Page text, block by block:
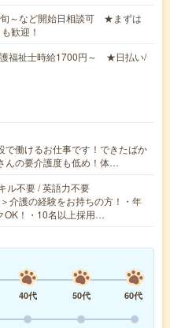
旬～など開始日相談可 ★まずは
歓迎！
福祉士時給1700円～ ★日払い/
で働けるお仕事です！できたばか
んの要介護度も低め！体…
ル不要 / 英語力不要
介護の経験をお持ちの方！・年
OK！・10名以上採用…
40代 50代
60代